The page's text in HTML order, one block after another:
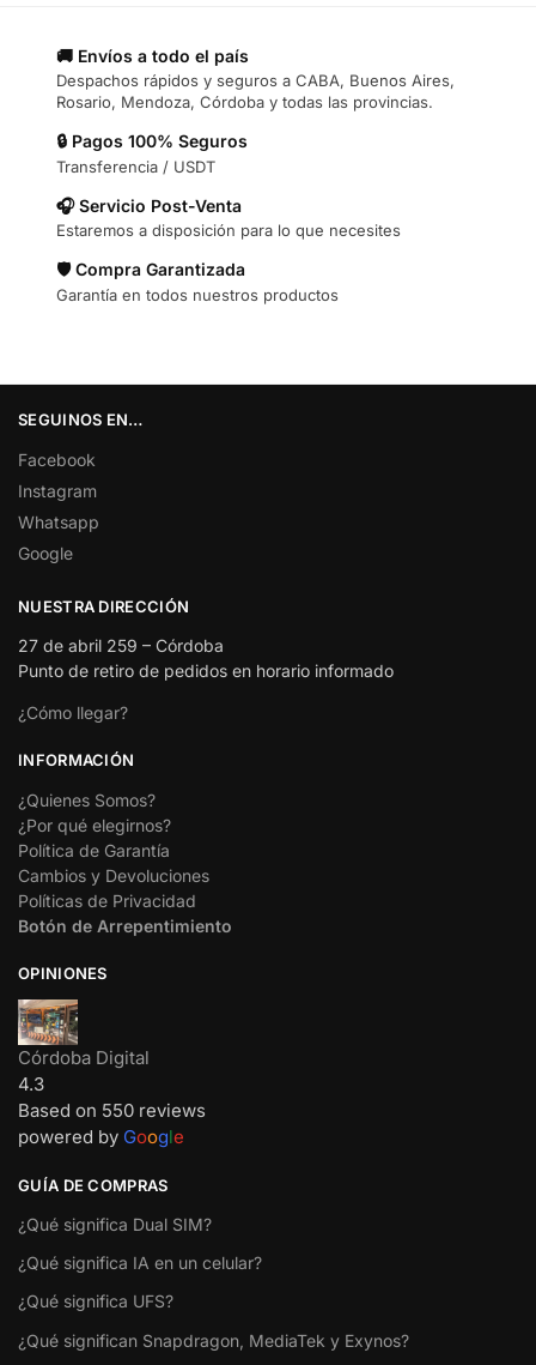
🚚 Envíos a todo el país
Despachos rápidos y seguros a CABA, Buenos Aires,
Rosario, Mendoza, Córdoba y todas las provincias.
🔒 Pagos 100% Seguros
Transferencia / USDT
🎧 Servicio Post-Venta
Estaremos a disposición para lo que necesites
🛡️ Compra Garantizada
Garantía en todos nuestros productos
SEGUINOS EN…
Facebook
Instagram
Whatsapp
Google
NUESTRA DIRECCIÓN
27 de abril 259 – Córdoba
Punto de retiro de pedidos en horario informado
¿Cómo llegar?
INFORMACIÓN
¿Quienes Somos?
¿Por qué elegirnos?
Política de Garantía
Cambios y Devoluciones
Políticas de Privacidad
Botón de Arrepentimiento
OPINIONES
Córdoba Digital
4.3
Based on 550 reviews
powered by Google
GUÍA DE COMPRAS
¿Qué significa Dual SIM?
¿Qué significa IA en un celular?
¿Qué significa UFS?
¿Qué significan Snapdragon, MediaTek y Exynos?